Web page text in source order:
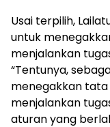
Usai terpilih,
untuk
menjalankan
“Tentunya,
menegakkan
menjalankan
aturan yang